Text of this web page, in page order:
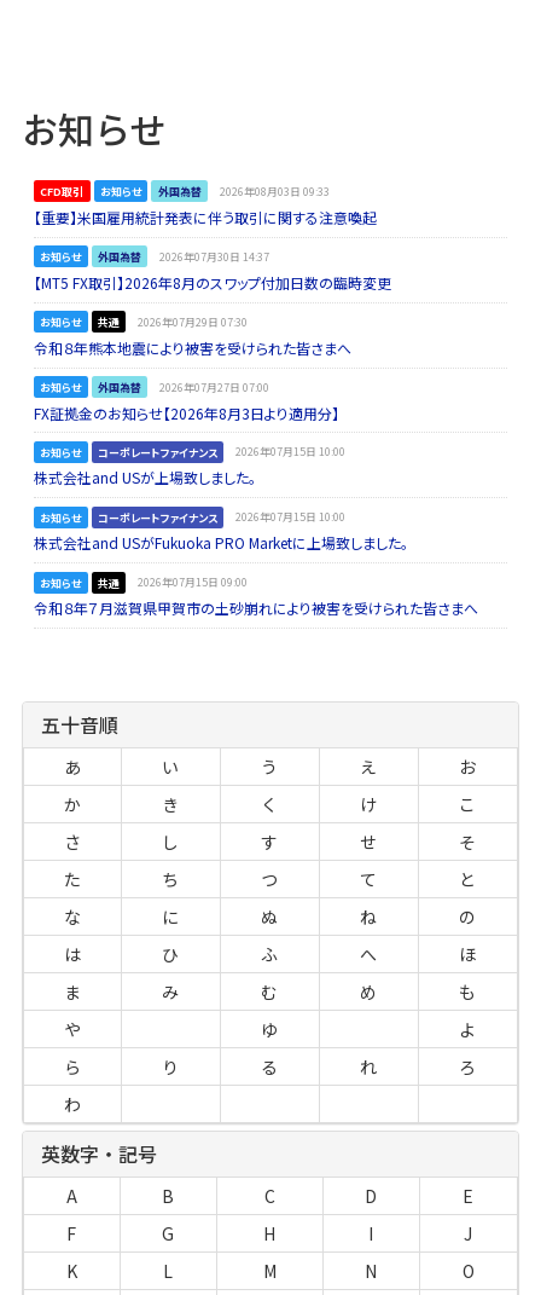
お知らせ
CFD取引 お知らせ 外国為替 2026年08月03日 09:33
【重要】米国雇用統計発表に伴う取引に関する注意喚起
お知らせ 外国為替 2026年07月30日 14:37
【MT5 FX取引】2026年8月のスワップ付加日数の臨時変更
お知らせ 共通 2026年07月29日 07:30
令和８年熊本地震により被害を受けられた皆さまへ
お知らせ 外国為替 2026年07月27日 07:00
FX証拠金のお知らせ【2026年8月3日より適用分】
お知らせ コーポレートファイナンス 2026年07月15日 10:00
株式会社and USが上場致しました。
お知らせ コーポレートファイナンス 2026年07月15日 10:00
株式会社and USがFukuoka PRO Marketに上場致しました。
お知らせ 共通 2026年07月15日 09:00
令和８年７月滋賀県甲賀市の土砂崩れにより被害を受けられた皆さまへ
五十音順
あ い う え
お
か
き く け
こ
さ
し す せ
そ
た
ち つ て
と
な
に ぬ ね
の
は
ひ ふ へ
ほ
ま
み む め
も
や
ゆ
よ
ら
り る れ
ろ
わ
英数字・記号
A B C D
E
F
G H I
J
K
L M N
O